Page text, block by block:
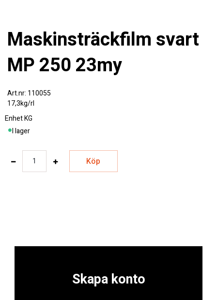
Maskinsträckfilm svart
MP 250 23my
110055
17,3kg/rl
EnhetKG
I lager
Köp
Skapa konto